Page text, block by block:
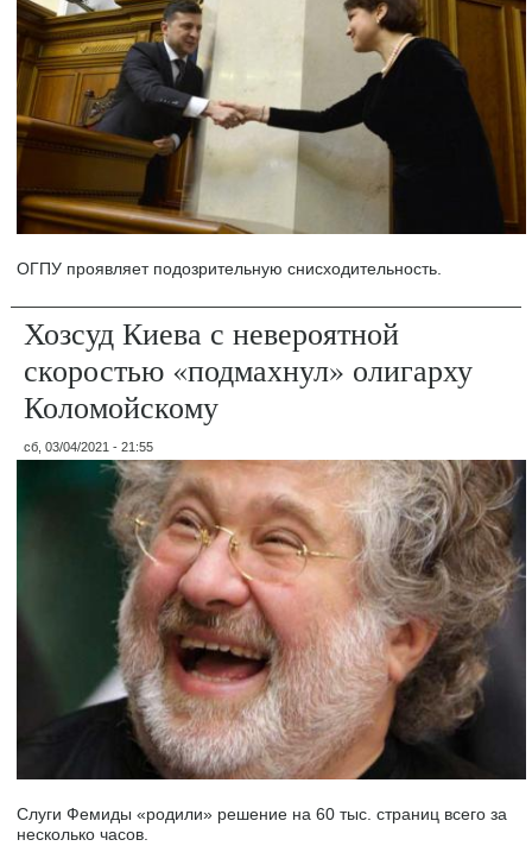
ОГПУ проявляет подозрительную снисходительность.
Хозсуд Киева с невероятной
скоростью «подмахнул» олигарху
Коломойскому
сб, 03/04/2021 - 21:55
Слуги Фемиды «родили» решение на 60 тыс. страниц всего за
несколько часов.